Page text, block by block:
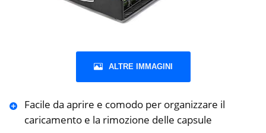
ALTRE IMMAGINI
Facile da aprire e comodo per organizzare il
caricamento e la rimozione delle capsule